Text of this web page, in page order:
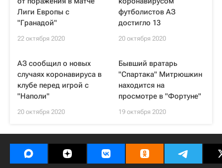
Лиги Европы с
"Гранадой"
22 октября 2020
футболистов АЗ
достигло 13
20 октября 2020
АЗ сообщил о новых
случаях коронавируса в
клубе перед игрой с
"Наполи"
20 октября 2020
Бывший вратарь
"Спартака" Митрюшкин
находится на
просмотре в "Фортуне"
19 октября 2020